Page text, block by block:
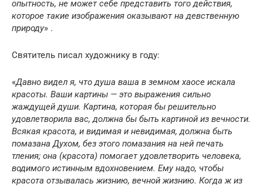
опытность, не может себе представить того действия,
которое такие изображения оказывают на девственную
природу» .
Святитель писал художнику в году:
«Давно видел я, что душа ваша в земном хаосе искала
красоты. Ваши картины — это выражения сильно
жаждущей души. Картина, которая бы решительно
удовлетворила вас, должна бы быть картиной из вечности.
Всякая красота, и видимая и невидимая, должна быть
помазана Духом, без этого помазания на ней печать
тления; она (красота) помогает удовлетворить человека,
водимого истинным вдохновением. Ему надо, чтобы
красота отзывалась жизнию, вечной жизнию. Когда ж из